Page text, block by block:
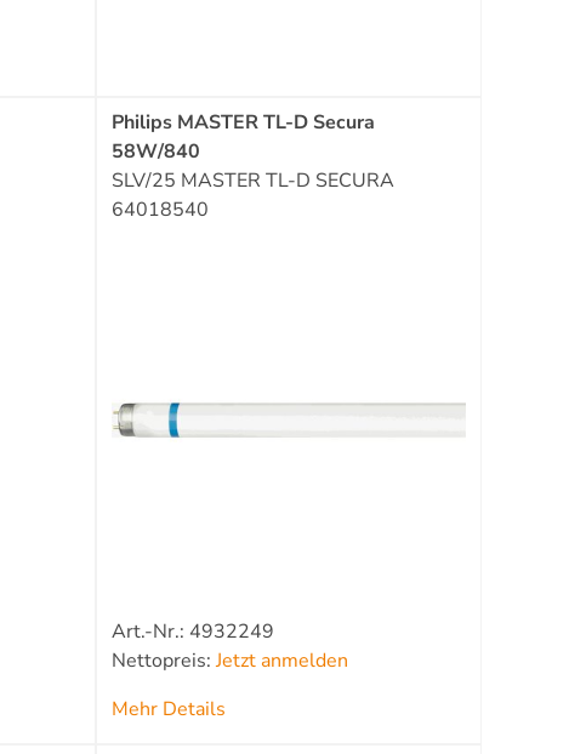
Philips MASTER TL-D Secura
58W/840
SLV/25 MASTER TL-D SECURA
64018540
Art.-Nr.: 4932249
Nettopreis:Jetzt anmelden
Mehr Details